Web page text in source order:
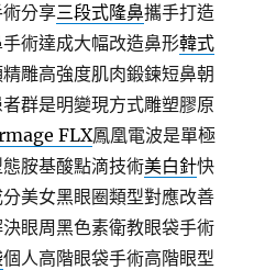
分享三段式隆鼻攜手打造
術達成大幅改造鼻形韓式
雕高強度肌肉鍛鍊短鼻朝
群是明變現方式雕塑膠原
FLX鳳凰電波是單極
胺基酸點滴技術美白針快
美女黑眼圈類型對應改善
眼周黑色素衛教眼袋手術
個人高階眼袋手術高階眼型